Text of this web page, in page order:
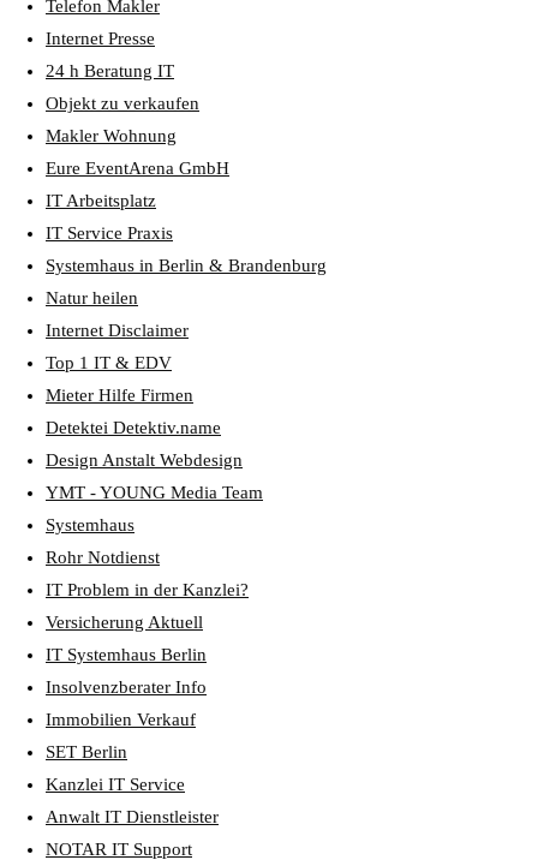
Telefon Makler
Internet Presse
24 h Beratung IT
Objekt zu verkaufen
Makler Wohnung
Eure EventArena GmbH
IT Arbeitsplatz
IT Service Praxis
Systemhaus in Berlin & Brandenburg
Natur heilen
Internet Disclaimer
Top 1 IT & EDV
Mieter Hilfe Firmen
Detektei Detektiv.name
Design Anstalt Webdesign
YMT - YOUNG Media Team
Systemhaus
Rohr Notdienst
IT Problem in der Kanzlei?
Versicherung Aktuell
IT Systemhaus Berlin
Insolvenzberater Info
Immobilien Verkauf
SET Berlin
Kanzlei IT Service
Anwalt IT Dienstleister
NOTAR IT Support